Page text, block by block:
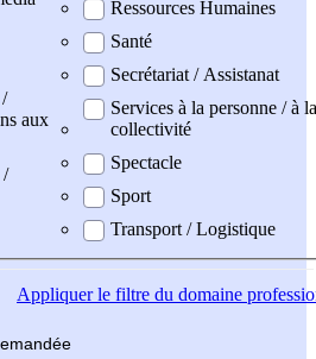
aux
/
Ressources Humaines
Santé
Secrétariat / Assistanat
Services à la personne / à la
collectivité
Spectacle
Sport
Transport / Logistique
Appliquerle filtre du domaine